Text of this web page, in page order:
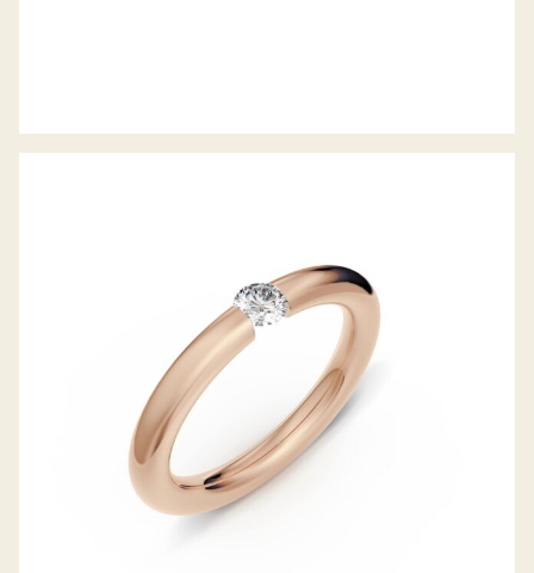
SPANNRING ANTARES